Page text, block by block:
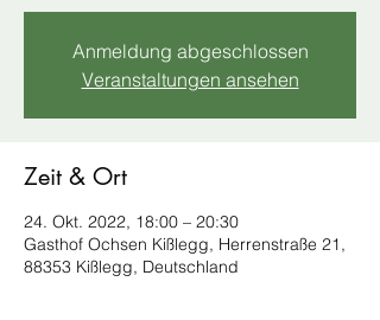
Anmeldung abgeschlossen
Veranstaltungen ansehen
Zeit & Ort
24. Okt. 2022, 18:00 – 20:30
Gasthof Ochsen Kißlegg, Herrenstraße 21,
88353 Kißlegg, Deutschland